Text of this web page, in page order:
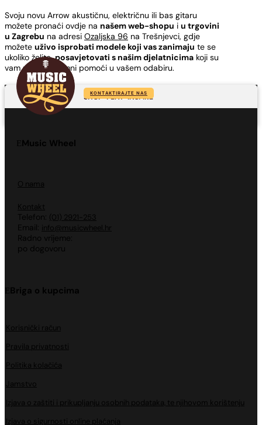
Svoju novu Arrow akustičnu, električnu ili bas gitaru
možete pronaći ovdje na našem web-shopu i u trgovini
u Zagrebu na adresi Ozaljska 96 na Trešnjevci, gdje
možete uživo isprobati modele koji vas zanimaju te se
ukoliko želite,posavjetovati s našim djelatnicima koji su
vam uvijek spremni pomoći u vašem odabiru.
SHOP-PLAY-INSPIRE
KONTAKTIRAJTE NAS
Music Wheel
O nama
Kontakt
Telefon: (01) 2921-253
Email: info@musicwheel.hr
Radno vrijeme:
po dogovoru
Briga o kupcima
Korisnički račun
Pravila privatnosti
Politika kolačića
Jamstvo
Izjava o zaštiti i prikupljanju osobnih podataka, te njihovom korištenju
Izjava o sigurnosti online plaćanja